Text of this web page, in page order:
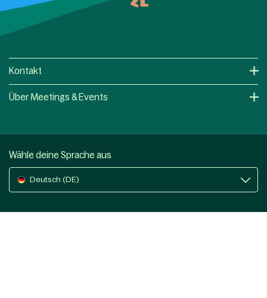
Kontakt
Über Meetings & Events
Wähle deine Sprache aus
Deutsch (DE)